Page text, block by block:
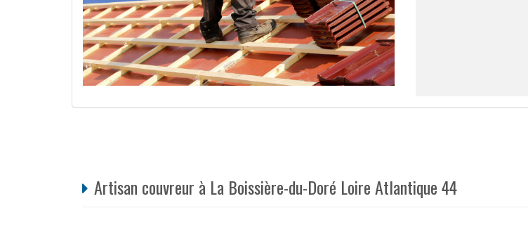
Artisan couvreur à La Boissière-du-Doré Loire Atlantique 44